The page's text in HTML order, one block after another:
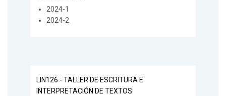
2024-1
2024-2
LIN126 - TALLER DE ESCRITURA E
INTERPRETACIÓN DE TEXTOS